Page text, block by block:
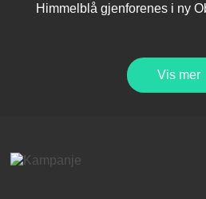
Himmelblå gjenforenes i ny
Vis mer